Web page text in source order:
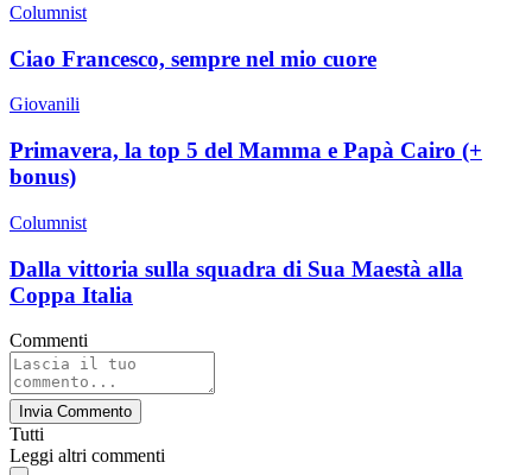
Columnist
Ciao Francesco, sempre nel mio cuore
Giovanili
Primavera, la top 5 del Mamma e Papà Cairo (+
bonus)
Columnist
Dalla vittoria sulla squadra di Sua Maestà alla
Coppa Italia
Commenti
Invia Commento
Tutti
Leggi altri commenti